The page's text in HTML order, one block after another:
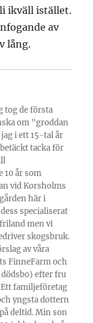
ikväll istället.
av
lång.
tog de första
om "groddan
i ett 15-tal år
tacka för
10 år som
vid Korsholms
här i
specialiserat
men vi
skogsbruk.
av våra
FinneFarm och
efter fru
familjeföretag
yngsta dottern
deltid. Min son